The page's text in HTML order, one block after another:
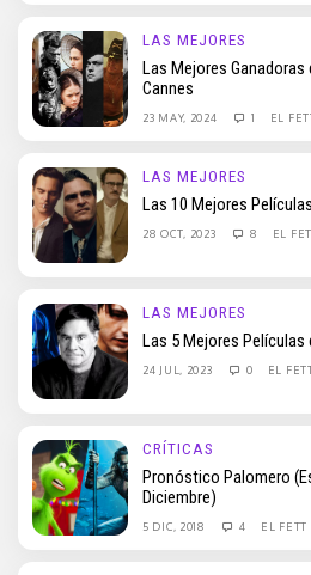
LAS MEJORES
Las Mejores Ganadoras
Cannes
23 MAY, 2024 1 EL
LAS MEJORES
Las 10 Mejores
28 OCT, 2023 8 EL
LAS MEJORES
Las 5 Mejores Películas
24 JUL, 2023 0 EL
CRÍTICAS
Pronóstico Palomero
Diciembre)
5 DIC, 2018 4 EL FETT